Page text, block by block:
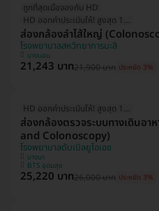
ถูกที่สุดเมื่อจองกับ HD
HD ออกค่าประเมินให้! สูงสุด 1000 บ.
ส่องกล้องลำไส้ใหญ่
โรงพยาบาลสหวิทยาการมะลิ
บางบอน
21,243 บาท21,900 บาท ประหยัด 3%
HD ออกค่าประเมินให้! สูงสุด 1500 บ.
ส่องกล้องตรวจระบบทางเดินอา
and Colonoscopy)
โรงพยาบาลดับเบิลยูไอเอช
บางนา
BTS อุดมสุข
25,220 บาท26,000 บาท ประหยัด 3%